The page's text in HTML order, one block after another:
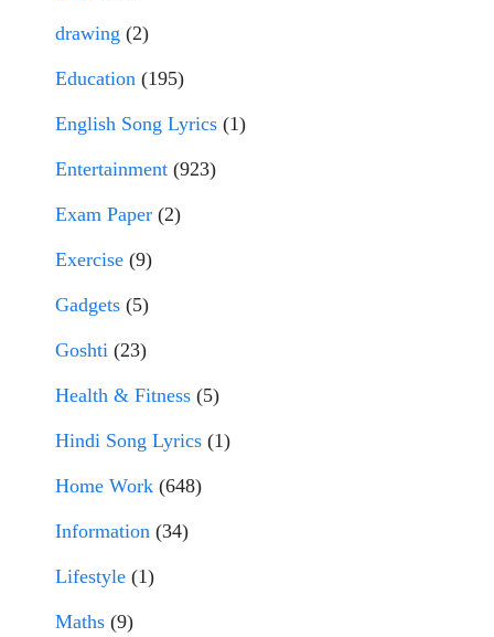
drawing (2)
Education (195)
English Song Lyrics (1)
Entertainment (923)
Exam Paper (2)
Exercise (9)
Gadgets (5)
Goshti (23)
Health & Fitness (5)
Hindi Song Lyrics (1)
Home Work (648)
Information (34)
Lifestyle (1)
Maths (9)